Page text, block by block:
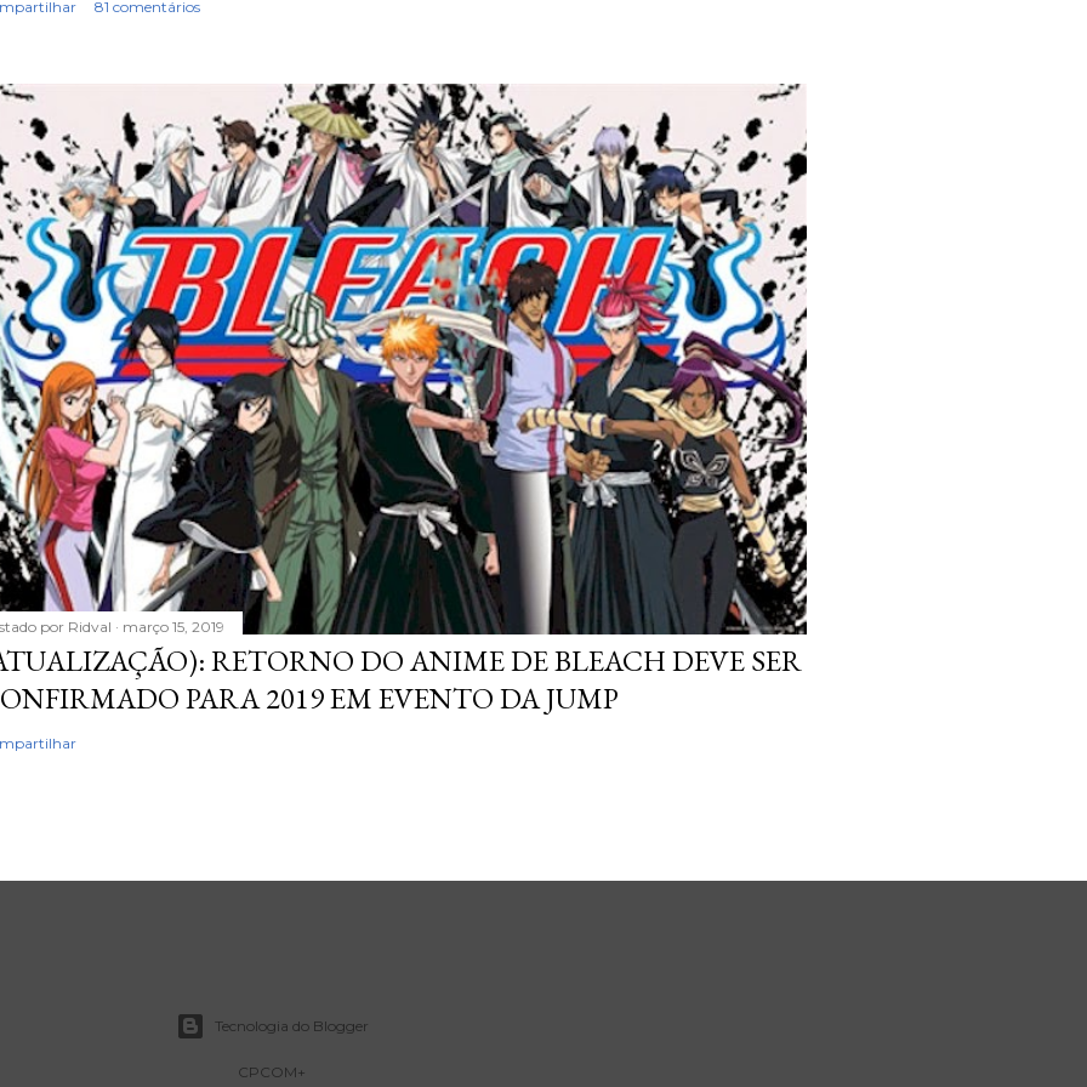
81 comentários
por Ridval março 15, 2019
RETORNO DO ANIME DE BLEACH DEVE SER
PARA 2019 EM EVENTO DA JUMP
Tecnologia do Blogger
CPCOM+